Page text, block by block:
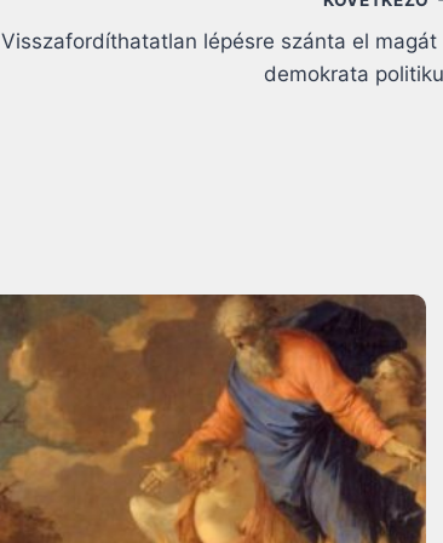
Visszafordíthatatlan lépésre szánta el magát
demokrata